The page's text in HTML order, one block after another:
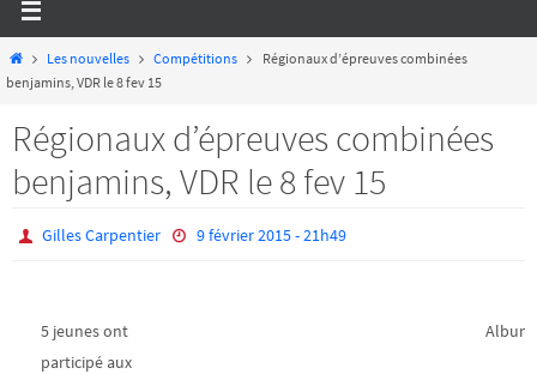
HomeLes nouvelles Compétitions
Régionaux d’épreuves combinées
benjamins, VDR le 8 fev 15
Régionaux d’épreuves combinées
benjamins, VDR le 8 fev 15
Gilles Carpentier 9 février 2015 - 21h49
5 jeunes ont
participé aux
Album